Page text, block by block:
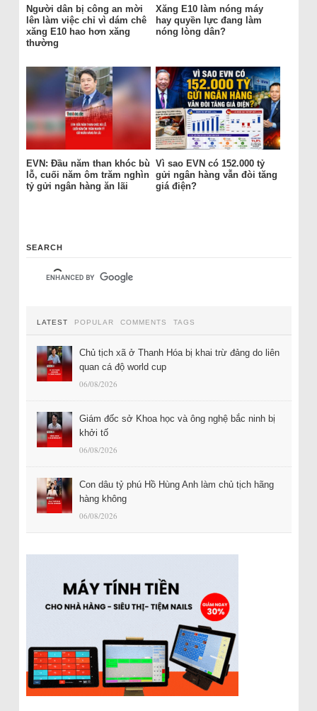
Người dân bị công an mời
lên làm việc chỉ vì dám chê
xăng E10 hao hơn xăng
thường
Xăng E10 làm nóng máy
hay quyền lực đang làm
nóng lòng dân?
EVN: Đầu năm than khóc bù
lỗ, cuối năm ôm trăm nghìn
tỷ gửi ngân hàng ăn lãi
Vì sao EVN có 152.000 tỷ
gửi ngân hàng vẫn đòi tăng
giá điện?
SEARCH
LATEST POPULAR COMMENTS TAGS
Chủ tịch xã ở Thanh Hóa bị khai trừ đảng do liên
quan cá độ world cup
06/08/2026
Giám đốc sở Khoa học và ông nghệ bắc ninh bị
khởi tố
06/08/2026
Con dâu tỷ phú Hồ Hùng Anh làm chủ tịch hãng
hàng không
06/08/2026